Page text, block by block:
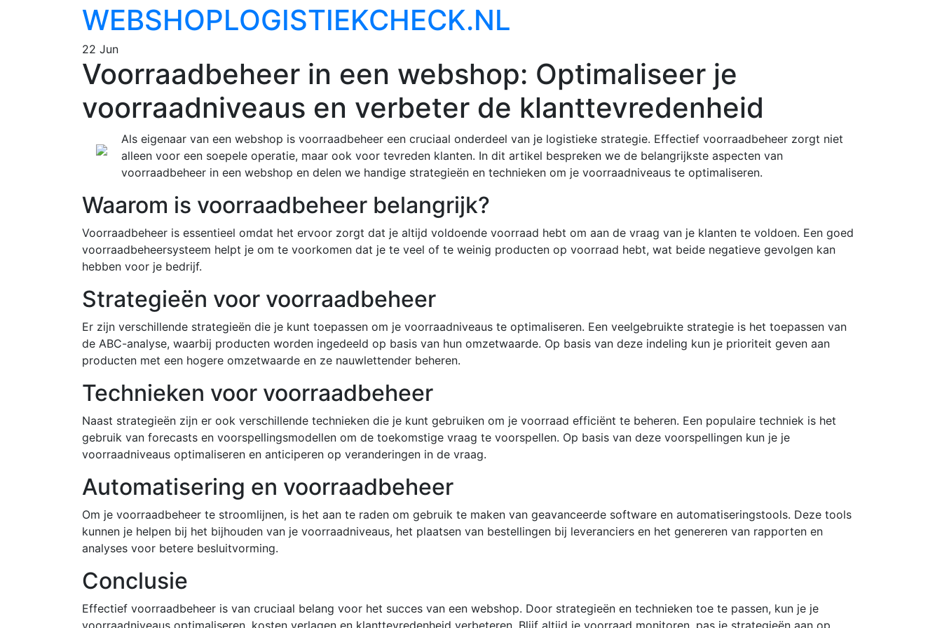
WEBSHOPLOGISTIEKCHECK.NL
22 Jun
Voorraadbeheer in een webshop: Optimaliseer je
voorraadniveaus en verbeter de klanttevredenheid
Als eigenaar van een webshop is voorraadbeheer een cruciaal onderdeel van je logistieke strategie. Effectief voorraadbeheer zorgt niet
alleen voor een soepele operatie, maar ook voor tevreden klanten. In dit artikel bespreken we de belangrijkste aspecten van
voorraadbeheer in een webshop en delen we handige strategieën en technieken om je voorraadniveaus te optimaliseren.
Waarom is voorraadbeheer belangrijk?
Voorraadbeheer is essentieel omdat het ervoor zorgt dat je altijd voldoende voorraad hebt om aan de vraag van je klanten te voldoen. Een goed
voorraadbeheersysteem helpt je om te voorkomen dat je te veel of te weinig producten op voorraad hebt, wat beide negatieve gevolgen kan
hebben voor je bedrijf.
Strategieën voor voorraadbeheer
Er zijn verschillende strategieën die je kunt toepassen om je voorraadniveaus te optimaliseren. Een veelgebruikte strategie is het toepassen van
de ABC-analyse, waarbij producten worden ingedeeld op basis van hun omzetwaarde. Op basis van deze indeling kun je prioriteit geven aan
producten met een hogere omzetwaarde en ze nauwlettender beheren.
Technieken voor voorraadbeheer
Naast strategieën zijn er ook verschillende technieken die je kunt gebruiken om je voorraad efficiënt te beheren. Een populaire techniek is het
gebruik van forecasts en voorspellingsmodellen om de toekomstige vraag te voorspellen. Op basis van deze voorspellingen kun je je
voorraadniveaus optimaliseren en anticiperen op veranderingen in de vraag.
Automatisering en voorraadbeheer
Om je voorraadbeheer te stroomlijnen, is het aan te raden om gebruik te maken van geavanceerde software en automatiseringstools. Deze tools
kunnen je helpen bij het bijhouden van je voorraadniveaus, het plaatsen van bestellingen bij leveranciers en het genereren van rapporten en
analyses voor betere besluitvorming.
Conclusie
Effectief voorraadbeheer is van cruciaal belang voor het succes van een webshop. Door strategieën en technieken toe te passen, kun je je
voorraadniveaus optimaliseren, kosten verlagen en klanttevredenheid verbeteren. Blijf altijd je voorraad monitoren, pas je strategieën aan op